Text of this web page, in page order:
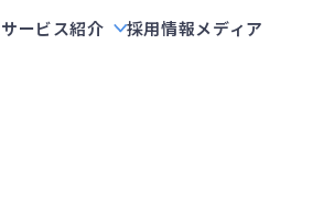
サービス紹介 採用情報メディア